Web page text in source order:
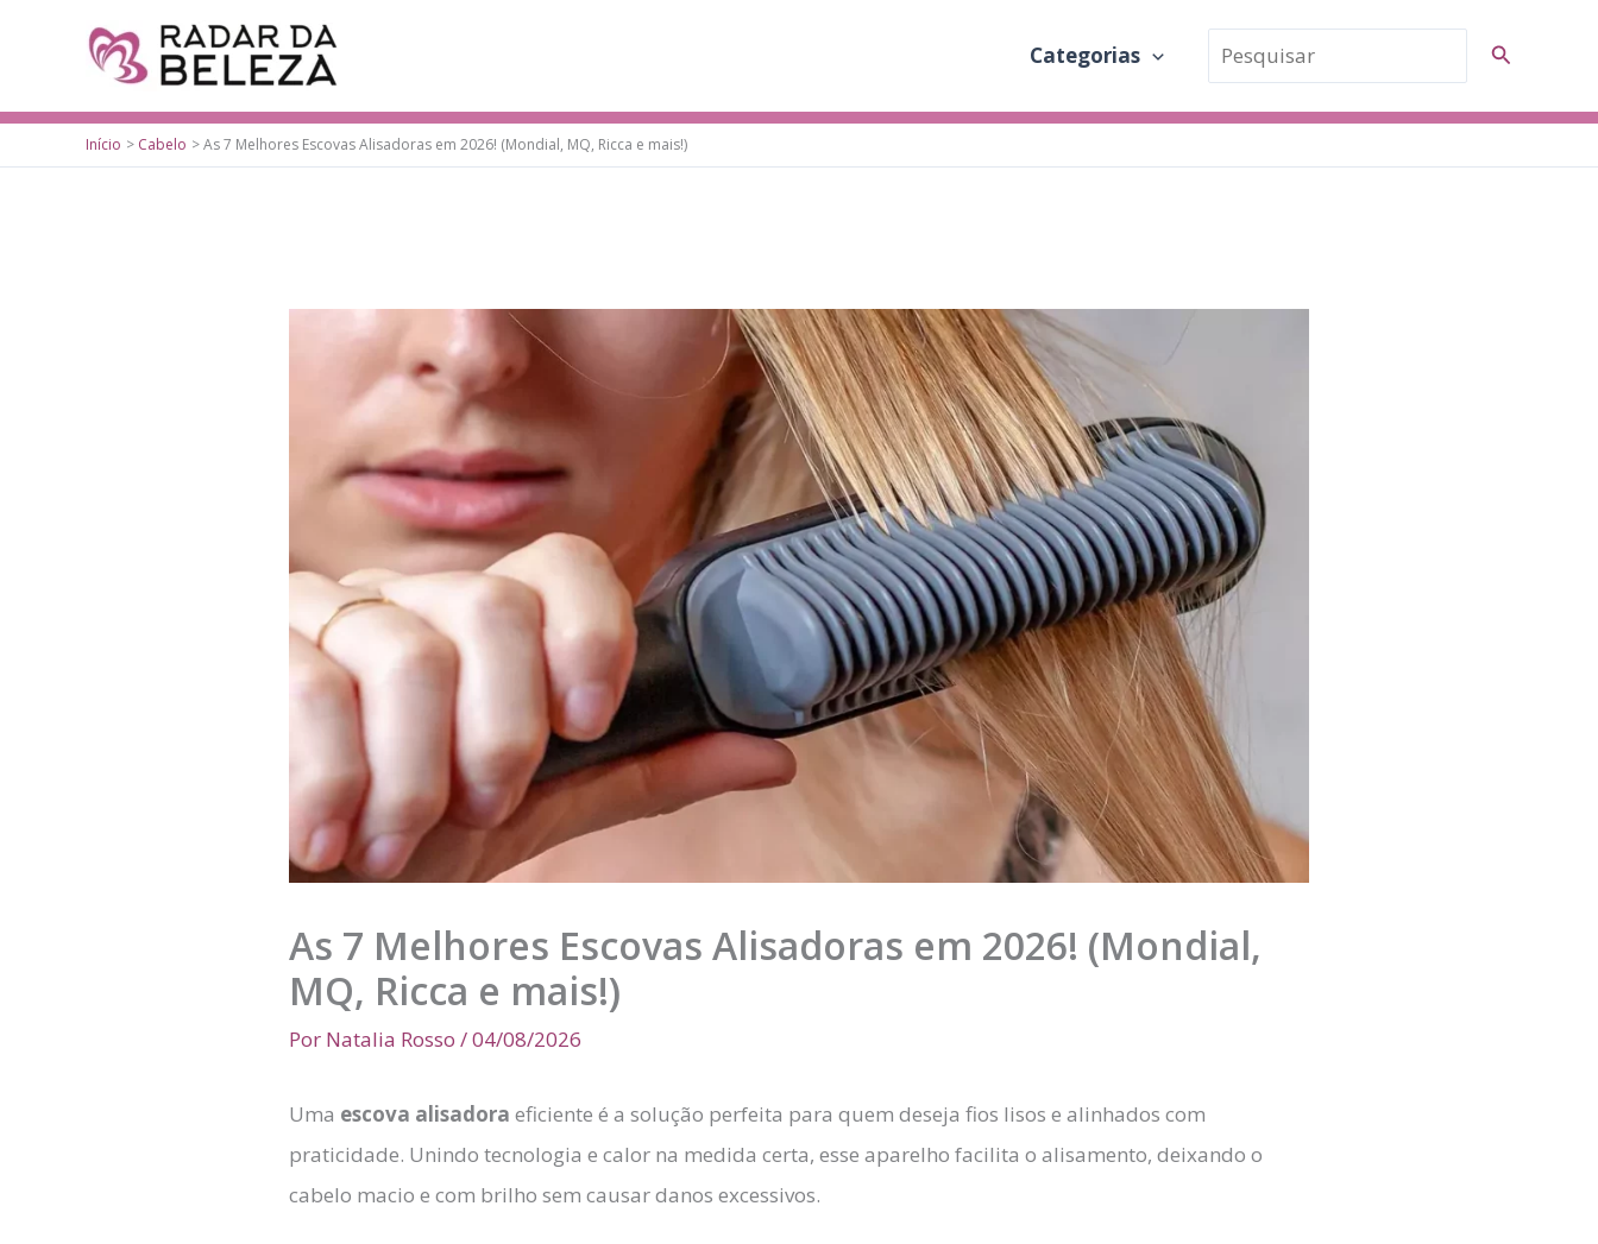
conteúdo
Categorias Pesquisar Pesquisar
Início Cabelo As 7 Melhores Escovas Alisadoras em 2026! (Mondial, MQ, Ricca e mais!)
As 7 Melhores Escovas Alisadoras em 2026! (Mondial,
MQ, Ricca e mais!)
Por Natalia Rosso /04/08/2026
Uma escova alisadora eficiente é a solução perfeita para quem deseja fios lisos e alinhados com
praticidade. Unindo tecnologia e calor na medida certa, esse aparelho facilita o alisamento, deixando o
cabelo macio e com brilho sem causar danos excessivos.